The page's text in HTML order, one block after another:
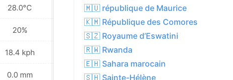
28.0°C
20%
18.4 kph
0.0 mm
27.3°C
19%
22.0 kph
0.0 mm
🇲🇺 république de Maurice
🇰🇲 République des Comores
🇸🇿 Royaume d’Eswatini
🇷🇼 Rwanda
🇪🇭 Sahara marocain
🇸🇭 Sainte-Hélène